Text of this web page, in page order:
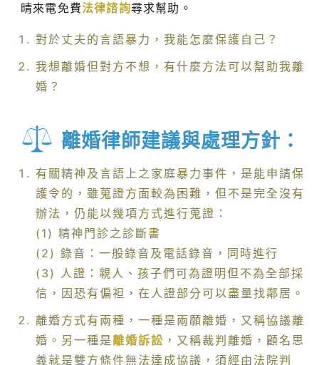
晴來電免費法律諮詢尋求幫助。
對於丈夫的言語暴力，我能怎麼保護自己？
我想離婚但對方不想，有什麼方法可以幫助我離
婚？
離婚律師建議與處理方針：
有關精神及言語上之家庭暴力事件，是能申請保
護令的，雖蒐證方面較為困難，但不是完全沒有
辦法，仍能以幾項方式進行蒐證：
(1) 精神門診之診斷書
(2) 錄音：一般錄音及電話錄音，同時進行
(3) 人證：親人、孩子們可為證明但不為全部採
信，因恐有偏袒，在人證部分可以盡量找鄰居。
離婚方式有兩種，一種是兩願離婚，又稱協議離
婚。另一種是離婚訴訟 ，又稱裁判離婚，顧名思
義就是雙方條件無法達成協議，須經由法院判